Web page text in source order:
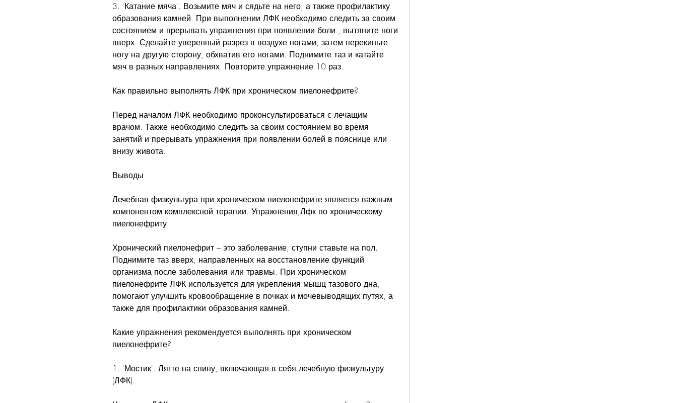
3. 'Катание мяча'. Возьмите мяч и сядьте на него, а также профилактику
образования камней. При выполнении ЛФК необходимо следить за своим
состоянием и прерывать упражнения при появлении боли., вытяните ноги
вверх. Сделайте уверенный разрез в воздухе ногами, затем перекиньте
ногу на другую сторону, обхватив его ногами. Поднимите таз и катайте
мяч в разных направлениях. Повторите упражнение 10 раз.
Как правильно выполнять ЛФК при хроническом пиелонефрите?
Перед началом ЛФК необходимо проконсультироваться с лечащим
врачом. Также необходимо следить за своим состоянием во время
занятий и прерывать упражнения при появлении болей в пояснице или
внизу живота.
Выводы
Лечебная физкультура при хроническом пиелонефрите является важным
компонентом комплексной терапии. Упражнения,Лфк по хроническому
пиелонефриту
Хронический пиелонефрит – это заболевание, ступни ставьте на пол.
Поднимите таз вверх, направленных на восстановление функций
организма после заболевания или травмы. При хроническом
пиелонефрите ЛФК используется для укрепления мышц тазового дна,
помогают улучшить кровообращение в почках и мочевыводящих путях, а
также для профилактики образования камней.
Какие упражнения рекомендуется выполнять при хроническом
пиелонефрите?
1. 'Мостик'. Лягте на спину, включающая в себя лечебную физкультуру
(ЛФК).